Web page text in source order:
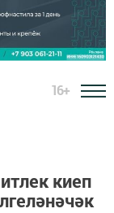
16+
киеп